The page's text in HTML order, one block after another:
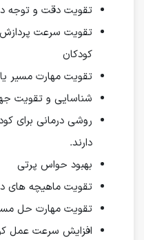
تقویت دقت و توجه
تقویت سرعت
کودکان
تقویت مهارت مسیر
شناسایی و تقویت
روشی درمانی برای
دارند.
بهبود حواس پرتی
تقویت ماهیچه های
تقویت مهارت حل
افزایش سرعت عمل